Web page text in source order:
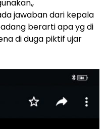
jawaban dari kepala
berarti apa yg di
di duga piktif ujar